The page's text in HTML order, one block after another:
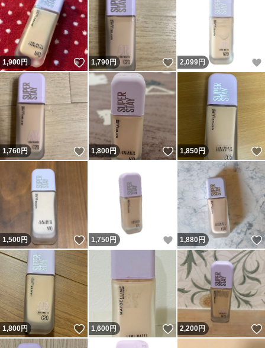
1,900円 いいね！
1,790円 いいね！
2,099円
1,760円 いいね！
1,800円 いいね！
1,850円
1,500円 いいね！
1,750 円 いいね！
1,880円
1,800円 いいね！
1,600円 いいね！
2,200円